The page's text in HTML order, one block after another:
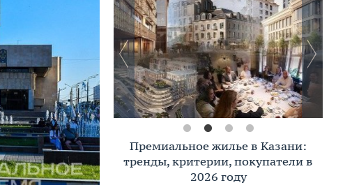
Премиальное жилье в Казани:
тренды, критерии, покупатели в
2026 году